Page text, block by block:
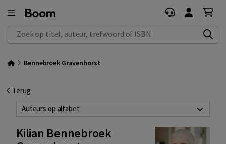
Zoek op titel, auteur, trefwoord of ISBN
Bennebroek Gravenhorst
Terug
Auteurs op alfabet
Kilian Bennebroek